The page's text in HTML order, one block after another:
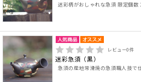
迷彩柄がおしゃれな急須 限定個
レビュー0件
迷彩急須（黒）
急須の産地常滑焼の急須職人技で